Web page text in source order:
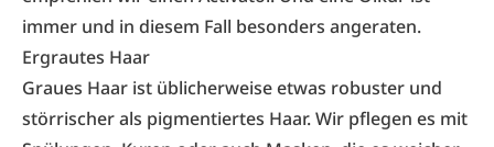
immer und in diesem Fall besonders angeraten.
Ergrautes Haar
Graues Haar ist üblicherweise etwas robuster und
störrischer als pigmentiertes Haar. Wir pflegen es mit